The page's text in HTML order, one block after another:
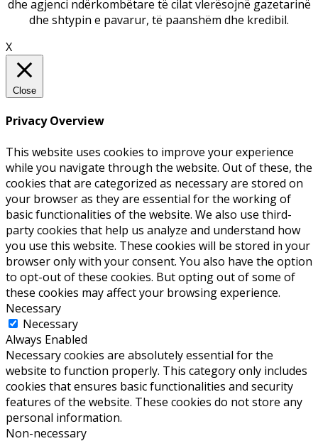
dhe agjenci ndërkombëtare të cilat vlerësojnë gazetarinë
dhe shtypin e pavarur, të paanshëm dhe kredibil.
X
Close
Privacy Overview
This website uses cookies to improve your experience
while you navigate through the website. Out of these, the
cookies that are categorized as necessary are stored on
your browser as they are essential for the working of
basic functionalities of the website. We also use third-
party cookies that help us analyze and understand how
you use this website. These cookies will be stored in your
browser only with your consent. You also have the option
to opt-out of these cookies. But opting out of some of
these cookies may affect your browsing experience.
Necessary
Necessary
Always Enabled
Necessary cookies are absolutely essential for the
website to function properly. This category only includes
cookies that ensures basic functionalities and security
features of the website. These cookies do not store any
personal information.
Non-necessary